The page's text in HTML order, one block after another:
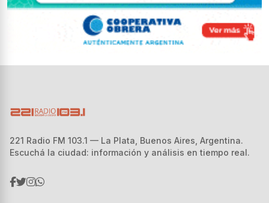
221 Radio FM 103.1 — La Plata, Buenos Aires, Argentina.
Escuchá la ciudad: información y análisis en tiempo real.